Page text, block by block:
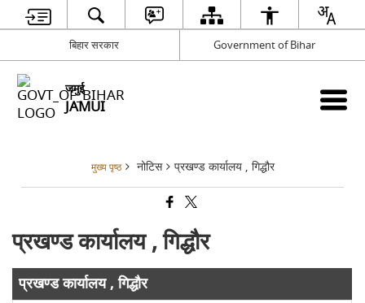
बिहार सरकार Government of Bihar
जमुई
JAMUI
मुख्य पृष्ठ नोटिस प्रखण्ड कार्यालय , गिद्धौर
प्रखण्ड कार्यालय , गिद्धौर
प्रखण्ड कार्यालय , गिद्धौर